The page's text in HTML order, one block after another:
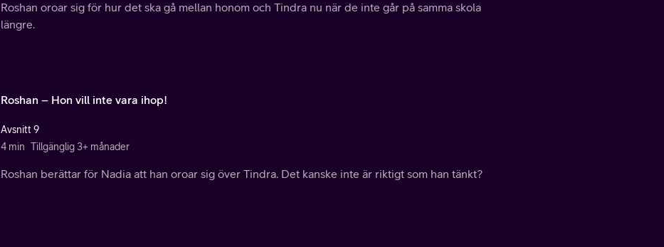
Roshan oroar sig för hur det ska gå mellan honom och Tindra nu när de inte går på samma skola
längre.
Roshan – Hon vill inte vara ihop!
Avsnitt 9
4 min Tillgänglig 3+ månader
Roshan berättar för Nadia att han oroar sig över Tindra. Det kanske inte är riktigt som han tänkt?